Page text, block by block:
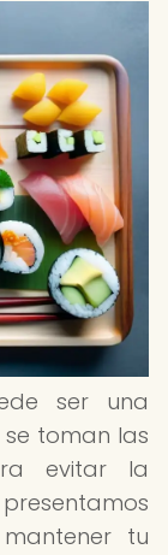
ser una
se toman las
evitar la
tu